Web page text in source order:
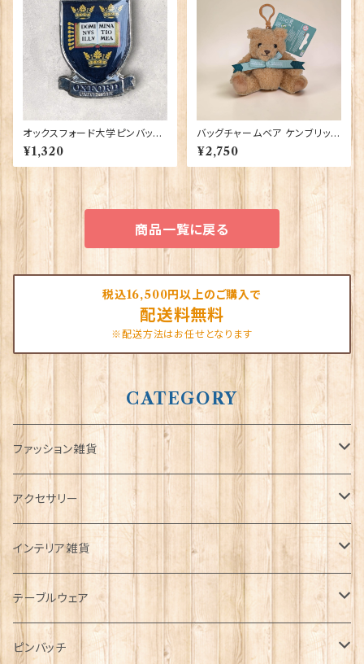
オックスフォード大学ピンバッ
ジ Elgate Products 90404
¥1,320
バッグチャームベア ケンブリッジ
大学 Elgate Products 904
28
¥2,750
商品一覧に戻る
税込16,500円以上のご購入で
配送料無料
※配送方法はお任せとなります
CATEGORY
ファッション雑貨
タータンネクタイ
帽子
キャップ
ハンチング帽
Tシャツ
マフラー
アクセサリー
ORTAK
ブローチ
ペンダント
インテリア雑貨
インテリア置物
ラブスプーン
テーブルウェア
ティータオル
ピンバッチ